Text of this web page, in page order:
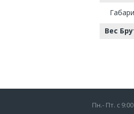
Вес
Пн.- Пт. с